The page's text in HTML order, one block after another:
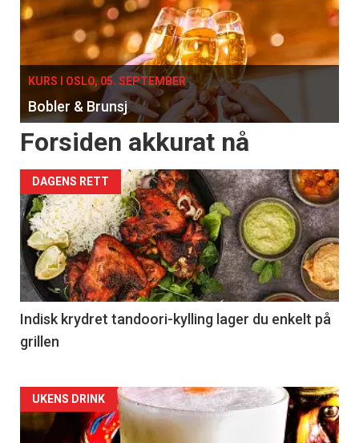
KURS I OSLO, 05. SEPTEMBER
Bobler & Brunsj
Forsiden akkurat nå
DAGENS RETT
Indisk krydret tandoori-kylling lager du enkelt på
grillen
Forsiden
akkurat
UKENS DRINK